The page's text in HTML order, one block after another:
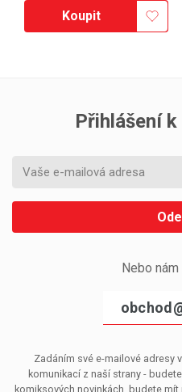
Koupit
Přihlášení
Nebo
Zadáním své e-mailové adresy
komunikací z naší strany -
komiksových novinkách, budete